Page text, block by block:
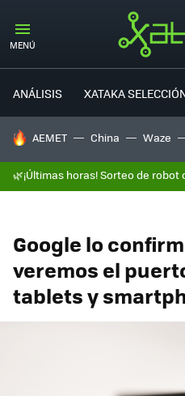
MENÚ
ANÁLISIS XATAKA
HOY SE HABLA DE
AEMET China Waze
🌿¡Últimas horas! Sorteo de
Google lo
veremos el
tablets y